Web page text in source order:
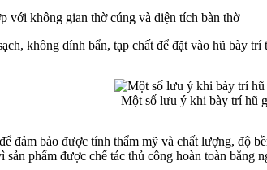
với không gian thờ cúng và diện tích bàn thờ
không dính bẩn, tạp chất để đặt vào hũ bày trí
Một số lưu ý khi bày trí hũ
đảm bảo được tính thẩm mỹ và chất lượng, độ
phẩm được chế tác thủ công hoàn toàn